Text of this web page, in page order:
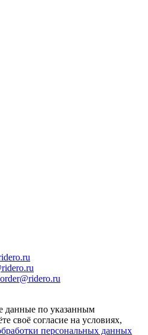
order@ridero.ru
данные по указанным
своё согласие на условиях,
персональных данных